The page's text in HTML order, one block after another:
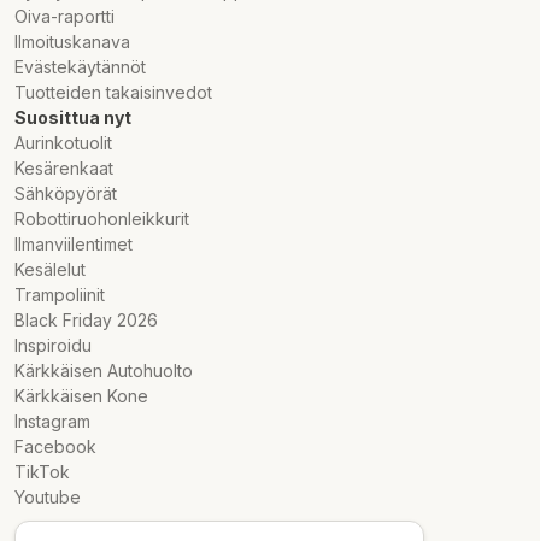
Oiva-raportti
Ilmoituskanava
Evästekäytännöt
Tuotteiden takaisinvedot
Suosittua nyt
Aurinkotuolit
Kesärenkaat
Sähköpyörät
Robottiruohonleikkurit
Ilmanviilentimet
Kesälelut
Trampoliinit
Black Friday 2026
Inspiroidu
Kärkkäisen Autohuolto
Kärkkäisen Kone
Instagram
Facebook
TikTok
Youtube